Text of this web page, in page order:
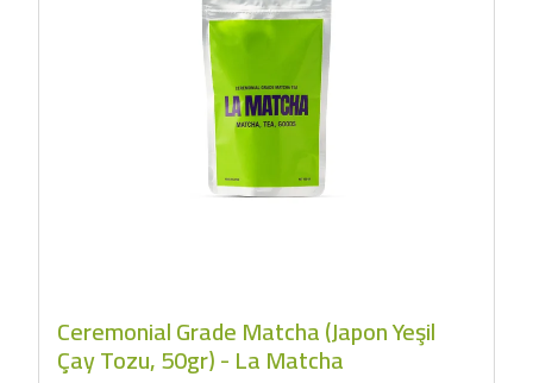
Ceremonial Grade Matcha (Japon Yeşil
Çay Tozu, 50gr) - La Matcha